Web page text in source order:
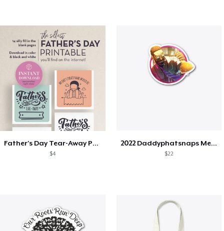
Father's Day Tear-Away Printable
$4
2022 Daddyphatsnaps Merch
$22